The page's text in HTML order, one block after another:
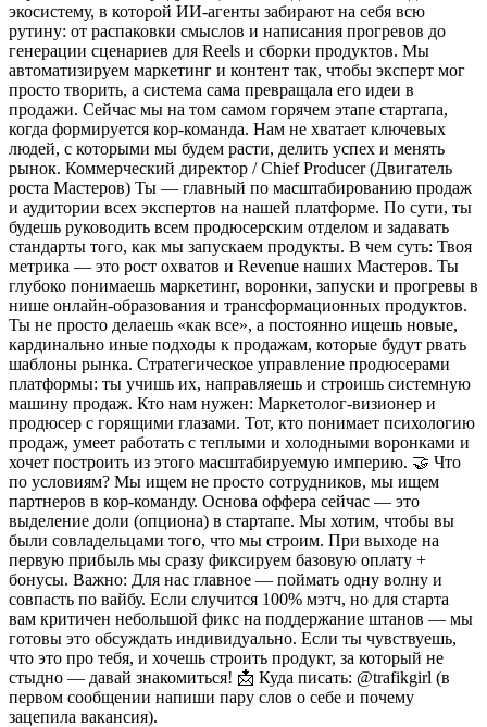
экосистему, в которой ИИ-агенты забирают на себя всю
рутину: от распаковки смыслов и написания прогревов до
генерации сценариев для Reels и сборки продуктов. Мы
автоматизируем маркетинг и контент так, чтобы эксперт мог
просто творить, а система сама превращала его идеи в
продажи. Сейчас мы на том самом горячем этапе стартапа,
когда формируется кор-команда. Нам не хватает ключевых
людей, с которыми мы будем расти, делить успех и менять
рынок. Коммерческий директор / Chief Producer (Двигатель
роста Мастеров) Ты — главный по масштабированию продаж
и аудитории всех экспертов на нашей платформе. По сути, ты
будешь руководить всем продюсерским отделом и задавать
стандарты того, как мы запускаем продукты. В чем суть: Твоя
метрика — это рост охватов и Revenue наших Мастеров. Ты
глубоко понимаешь маркетинг, воронки, запуски и прогревы в
нише онлайн-образования и трансформационных продуктов.
Ты не просто делаешь «как все», а постоянно ищешь новые,
кардинально иные подходы к продажам, которые будут рвать
шаблоны рынка. Стратегическое управление продюсерами
платформы: ты учишь их, направляешь и строишь системную
машину продаж. Кто нам нужен: Маркетолог-визионер и
продюсер с горящими глазами. Тот, кто понимает психологию
продаж, умеет работать с теплыми и холодными воронками и
хочет построить из этого масштабируемую империю. 🤝 Что
по условиям? Мы ищем не просто сотрудников, мы ищем
партнеров в кор-команду. Основа оффера сейчас — это
выделение доли (опциона) в стартапе. Мы хотим, чтобы вы
были совладельцами того, что мы строим. При выходе на
первую прибыль мы сразу фиксируем базовую оплату +
бонусы. Важно: Для нас главное — поймать одну волну и
совпасть по вайбу. Если случится 100% мэтч, но для старта
вам критичен небольшой фикс на поддержание штанов — мы
готовы это обсуждать индивидуально. Если ты чувствуешь,
что это про тебя, и хочешь строить продукт, за который не
стыдно — давай знакомиться! 📩 Куда писать: @trafikgirl (в
первом сообщении напиши пару слов о себе и почему
зацепила вакансия).